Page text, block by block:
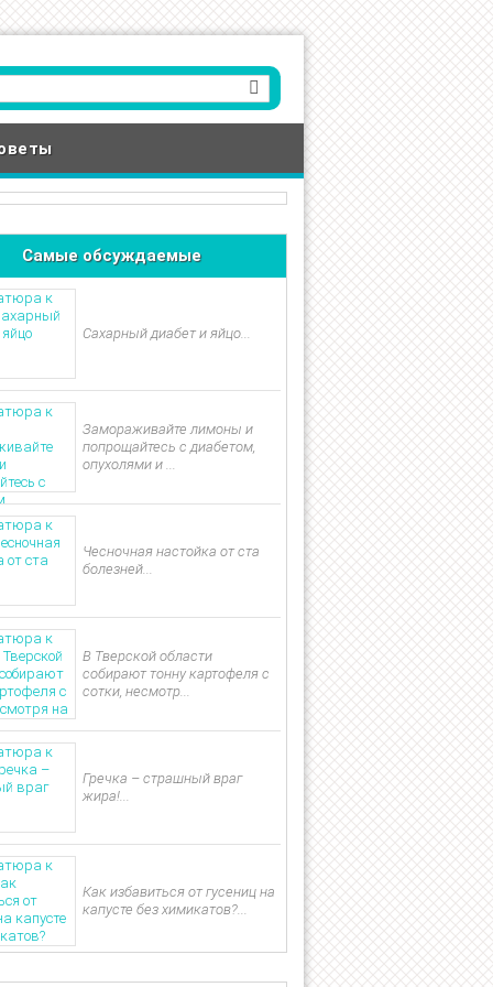
Самые обсуждаемые
Сахарный диабет и яйцо...
Замораживайте лимоны и
попрощайтесь с диабетом,
опухолями и ...
Чесночная настойка от ста
болезней...
В Тверской области
собирают тонну картофеля с
сотки, несмотр...
Гречка – страшный враг
жира!...
Как избавиться от гусениц на
капусте без химикатов?...